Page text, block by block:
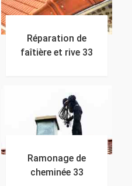
Réparation de
faîtière et rive 33
Ramonage de
cheminée 33